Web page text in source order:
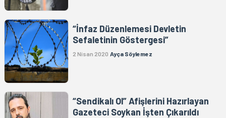
“İnfaz Düzenlemesi Devletin
Sefaletinin Göstergesi”
2 Nisan 2020 Ayça Söylemez
“Sendikalı Ol” Afişlerini Hazırlayan
Gazeteci Soykan İşten Çıkarıldı